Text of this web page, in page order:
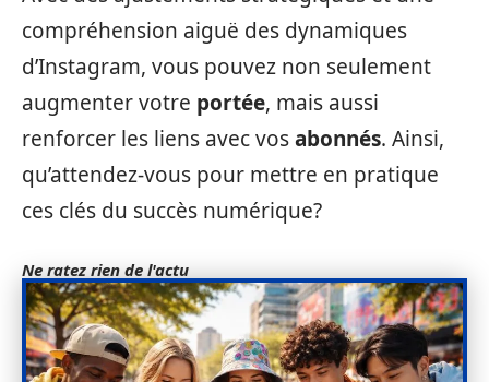
compréhension aiguë des dynamiques
d’Instagram, vous pouvez non seulement
augmenter votre portée, mais aussi
renforcer les liens avec vosabonnés. Ainsi,
qu’attendez-vous pour mettre en pratique
ces clés du succès numérique?
Ne ratez rien de l'actu